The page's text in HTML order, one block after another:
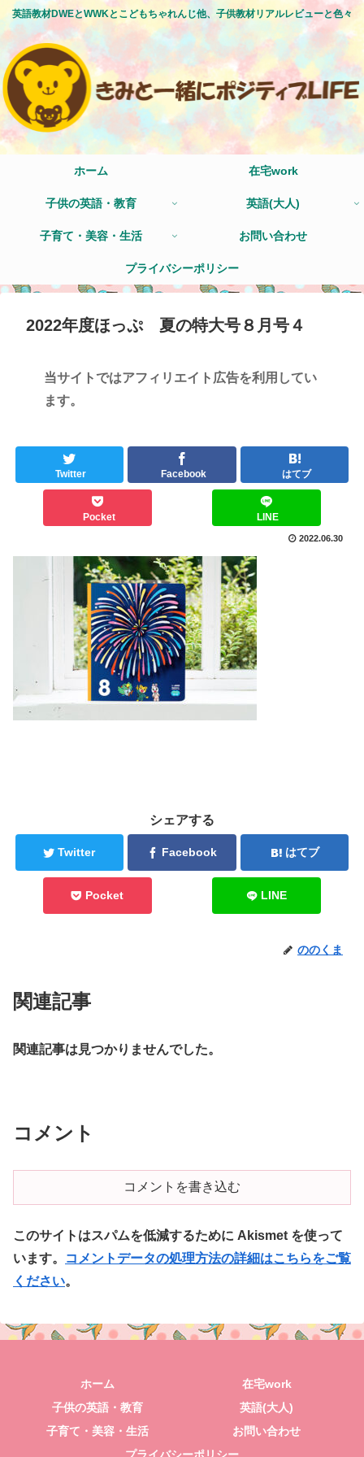
英語教材DWEとWWKとこどもちゃれんじ他、子供教材リアルレビューと色々
ホーム 在宅work
子供の英語・教育 英語(大人)
子育て・美容・生活 お問い合わせ
プライバシーポリシー
2022年度ほっぷ 夏の特大号８月号４
当サイトではアフィリエイト広告を利用してい
ます。
Twitter Facebook はてブ
Pocket LINE
2022.06.30
シェアする
Twitter Facebook はてブ
Pocket LINE
ののくま
関連記事
関連記事は見つかりませんでした。
コメント
コメントを書き込む
このサイトはスパムを低減するために Akismet を使って
います。
コメントデータの処理方法の詳細はこちらをご覧
ください。
ホーム
在宅work
子供の英語・教育
英語(大人)
子育て・美容・生活
お問い合わせ